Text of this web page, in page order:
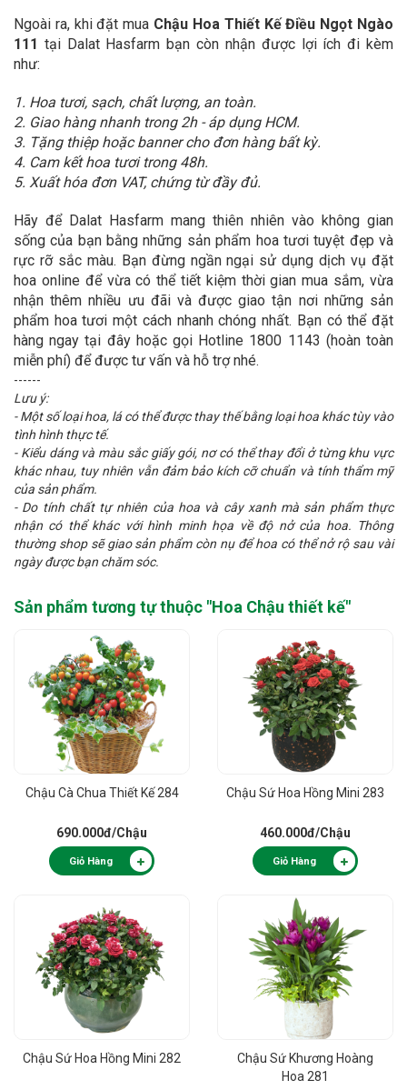
Ngoài ra, khi đặt mua Chậu Hoa Thiết Kế Điều Ngọt Ngào
111 tại Dalat Hasfarm bạn còn nhận được lợi ích đi kèm
như:
1. Hoa tươi, sạch, chất lượng, an toàn.
2. Giao hàng nhanh trong 2h - áp dụng HCM.
3. Tặng thiệp hoặc banner cho đơn hàng bất kỳ.
4. Cam kết hoa tươi trong 48h.
5. Xuất hóa đơn VAT, chứng từ đầy đủ.
Hãy để Dalat Hasfarm mang thiên nhiên vào không gian
sống của bạn bằng những sản phẩm hoa tươi tuyệt đẹp và
rực rỡ sắc màu. Bạn đừng ngần ngại sử dụng dịch vụ đặt
hoa online để vừa có thể tiết kiệm thời gian mua sắm, vừa
nhận thêm nhiều ưu đãi và được giao tận nơi những sản
phẩm hoa tươi một cách nhanh chóng nhất. Bạn có thể đặt
hàng ngay tại đây hoặc gọi Hotline 1800 1143 (hoàn toàn
miễn phí) để được tư vấn và hỗ trợ nhé.
------
Lưu ý:
- Một số loại hoa, lá có thể được thay thế bằng loại hoa khác tùy vào
tình hình thực tế.
- Kiểu dáng và màu sắc giấy gói, nơ có thể thay đổi ở từng khu vực
khác nhau, tuy nhiên vẫn đảm bảo kích cỡ chuẩn và tính thẩm mỹ
của sản phẩm.
- Do tính chất tự nhiên của hoa và cây xanh mà sản phẩm thực
nhận có thể khác với hình minh họa về độ nở của hoa. Thông
thường shop sẽ giao sản phẩm còn nụ để hoa có thể nở rộ sau vài
ngày được bạn chăm sóc.
Sản phẩm tương tự thuộc "Hoa Chậu thiết kế"
Chậu Cà Chua Thiết Kế 284
690.000đ/Chậu
Giỏ Hàng
Chậu Sứ Hoa Hồng Mini 283
460.000đ/Chậu
Giỏ Hàng
Chậu Sứ Hoa Hồng Mini 282
Chậu Sứ Khương Hoàng
Hoa 281